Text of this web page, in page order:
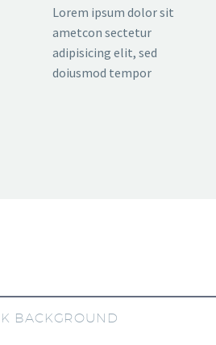
Lorem ipsum dolor sit
ametcon sectetur
adipisicing elit, sed
doiusmod tempor
BACKGROUND